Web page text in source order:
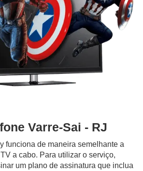
Varre-Sai - RJ
funciona de maneira semelhante a
a cabo. Para utilizar o serviço,
um plano de assinatura que inclua